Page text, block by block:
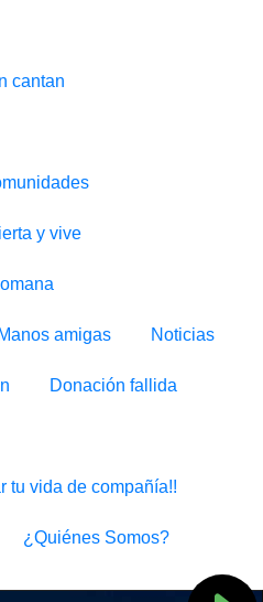
cantan
y vive
Manos amigas Noticias
Donación fallida
tu vida de compañía!!
¿Quiénes Somos?